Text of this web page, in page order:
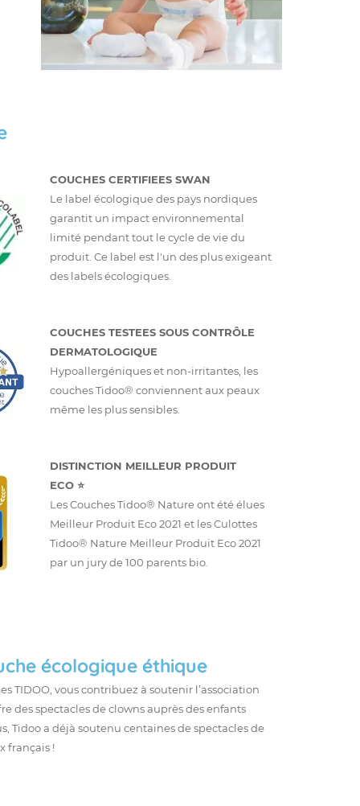
COUCHES CERTIFIEES SWAN
Le label écologique des pays nordiques
garantit un impact environnemental
limité pendant tout le cycle de vie du
produit. Ce label est l'un des plus exigeant
des labels écologiques.
COUCHES TESTEES SOUS CONTRÔLE
DERMATOLOGIQUE
Hypoallergéniques et non-irritantes, les
couches Tidoo® conviennent aux peaux
même les plus sensibles.
DISTINCTION MEILLEUR PRODUIT
ECO ⭐
Les Couches Tidoo® Nature ont été élues
Meilleur Produit Eco 2021 et les Culottes
Tidoo® Nature Meilleur Produit Eco 2021
par un jury de 100 parents bio.
écologique éthique
TIDOO, vous contribuez à soutenir l’association
des spectacles de clowns auprès des enfants
Tidoo a déjà soutenu centaines de spectacles de
français !